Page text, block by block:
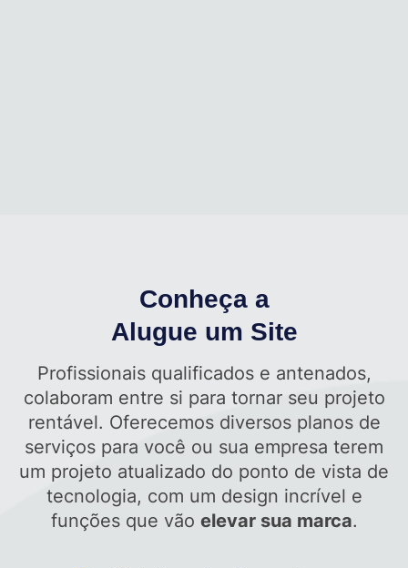
Conheça a
Alugue um Site
Profissionais qualificados e antenados,
colaboram entre si para tornar seu projeto
rentável. Oferecemos diversos planos de
serviços para você ou sua empresa terem
um projeto atualizado do ponto de vista de
tecnologia, com um design incrível e
funções que vão elevar sua marca.